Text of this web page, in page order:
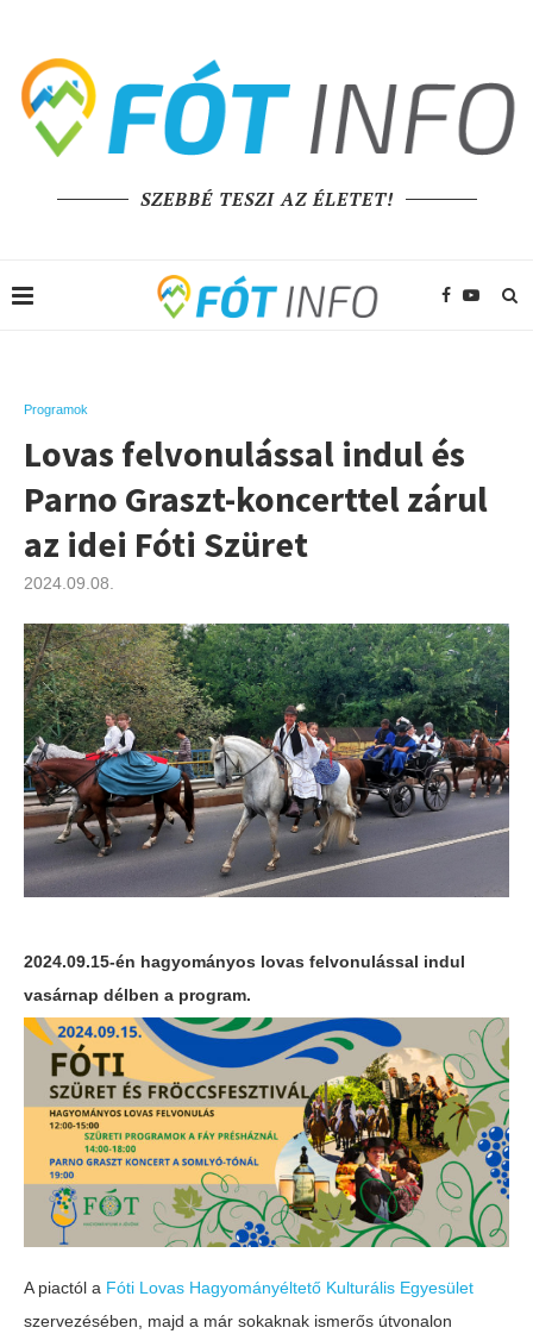
SZEBBÉ TESZI AZ ÉLETET!
Programok
Lovas felvonulással indul és
Parno Graszt-koncerttel zárul
az idei Fóti Szüret
2024.09.08.
2024.09.15-én hagyományos lovas felvonulással indul
vasárnap délben a program.
A piactól a Fóti Lovas Hagyományéltető Kulturális Egyesület
szervezésében, majd a már sokaknak ismerős útvonalon